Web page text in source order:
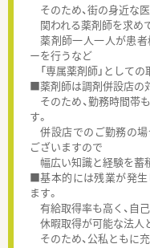
そのため、街の身近な
関われる薬剤師を求め
薬剤師一人一人が患
ーを行うなど
「専属薬剤師」として
■薬剤師は調剤併設店の
そのため、勤務時間帯
す。
併設店でのご勤務の
ございますので
幅広い知識と経験を蓄
■基本的には残業が発生
ます。
有給取得率も高く、自
休暇取得が可能な法人
そのため、公私ともに